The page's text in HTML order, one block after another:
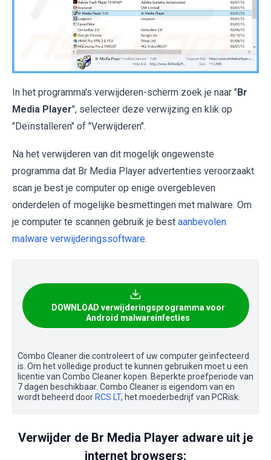
In het programma's verwijderen-scherm zoek je naar "Br
Media Player", selecteer deze verwijzing en klik op
"Deïnstalleren" of "Verwijderen".
Na het verwijderen van dit mogelijk ongewenste
programma dat Br Media Player advertenties veroorzaakt
scan je best je computer op enige overgebleven
onderdelen of mogelijke besmettingen met malware. Om
je computer te scannen gebruik je best aanbevolen
malware verwijderingssoftware.
DOWNLOAD verwijderingsprogramma voor
Android malwareinfecties
Combo Cleaner die controleert of uw computer geïnfecteerd
is. Om het volledige product te kunnen gebruiken moet u een
licentie van Combo Cleaner kopen. Beperkte proefperiode van
7 dagen beschikbaar. Combo Cleaner is eigendom van en
wordt beheerd door RCS LT, het moederbedrijf van PCRisk.
Verwijder de Br Media Player adware uit je
internet browsers: